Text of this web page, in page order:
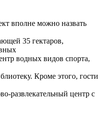
вполне можно назвать
35 гектаров,
водных видов спорта,
Кроме этого, гости
развлекательный центр с